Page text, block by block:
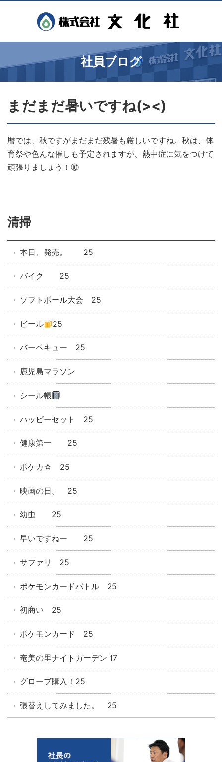
社員ブログ
まだまだ暑いですね(><)
暦では、秋ですがまだまだ残暑も厳しいですね。秋は、体
育祭や色んな催しも予定されますが、熱中症に気をつけて
頑張りましょう！⑩
清掃
本日、発売。 25
バイク 25
ソフトボール大会 25
ビール 25
バーベキュー 25
鹿児島マラソン
シール帳
ハッピーセット 25
健康第一 25
ポケカ☆ 25
映画の日。 25
幼虫 25
早いですねー 25
サファリ 25
ポケモンカードバトル 25
初商い 25
ポケモンカード 25
奄美の里ナイトガーデン 17
グローブ購入！25
張替えしてみました。 25